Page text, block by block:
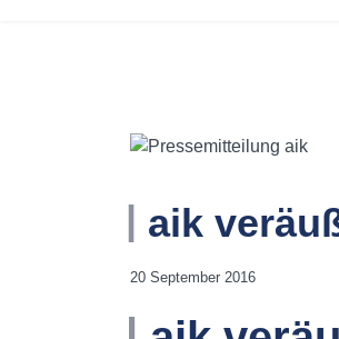
aik
20 September 2016